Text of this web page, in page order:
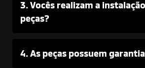
3. Vocês realizam a
peças?
4. As peças possuem